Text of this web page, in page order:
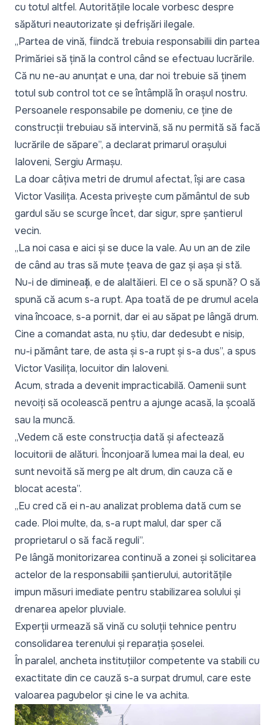
cu totul altfel. Autoritățile locale vorbesc despre
săpături neautorizate și defrișări ilegale.
„Partea de vină, fiindcă trebuia responsabilii din partea
Primăriei să țină la control când se efectuau lucrările.
Că nu ne-au anunțat e una, dar noi trebuie să ținem
totul sub control tot ce se întâmplă în orașul nostru.
Persoanele responsabile pe domeniu, ce ține de
construcții trebuiau să intervină, să nu permită să facă
lucrările de săpare”, a declarat primarul orașului
Ialoveni, Sergiu Armașu.
La doar câțiva metri de drumul afectat, își are casa
Victor Vasilița. Acesta privește cum pământul de sub
gardul său se scurge încet, dar sigur, spre șantierul
vecin.
„La noi casa e aici și se duce la vale. Au un an de zile
de când au tras să mute țeava de gaz și așa și stă.
Nu-i de dimineață, e de alaltăieri. El ce o să spună? O să
spună că acum s-a rupt. Apa toată de pe drumul acela
vina încoace, s-a pornit, dar ei au săpat pe lângă drum.
Cine a comandat asta, nu știu, dar dedesubt e nisip,
nu-i pământ tare, de asta și s-a rupt și s-a dus”, a spus
Victor Vasilița, locuitor din Ialoveni.
Acum, strada a devenit impracticabilă. Oamenii sunt
nevoiți să ocolească pentru a ajunge acasă, la școală
sau la muncă.
„Vedem că este construcția dată și afectează
locuitorii de alături. Înconjoară lumea mai la deal, eu
sunt nevoită să merg pe alt drum, din cauza că e
blocat acesta”.
„Eu cred că ei n-au analizat problema dată cum se
cade. Ploi multe, da, s-a rupt malul, dar sper că
proprietarul o să facă reguli”.
Pe lângă monitorizarea continuă a zonei și solicitarea
actelor de la responsabilii șantierului, autoritățile
impun măsuri imediate pentru stabilizarea solului și
drenarea apelor pluviale.
Experții urmează să vină cu soluții tehnice pentru
consolidarea terenului și reparația șoselei.
În paralel, ancheta instituțiilor competente va stabili cu
exactitate din ce cauză s-a surpat drumul, care este
valoarea pagubelor și cine le va achita.